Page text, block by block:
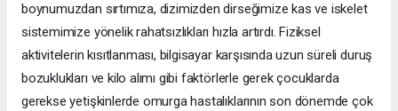
boynumuzdan sırtımıza, dizimizden dirseğimize kas ve iskelet
sistemimize yönelik rahatsızlıkları hızla artırdı. Fiziksel
aktivitelerin kısıtlanması, bilgisayar karşısında uzun süreli duruş
bozuklukları ve kilo alımı gibi faktörlerle gerek çocuklarda
gerekse yetişkinlerde omurga hastalıklarının son dönemde çok